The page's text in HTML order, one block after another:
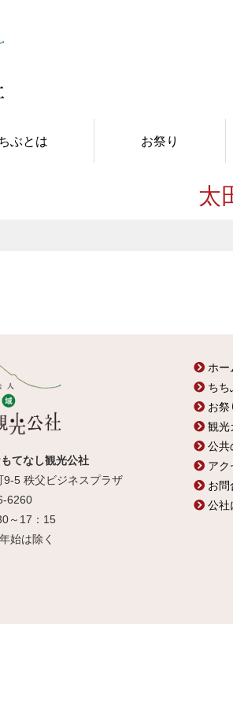
ぶとは お祭り
太
てなし観光公社
5 秩父ビジネスプラザ
6260
～17：15
始は除く
ホー
ちち
お祭
観光
公共
アク
お問
公社